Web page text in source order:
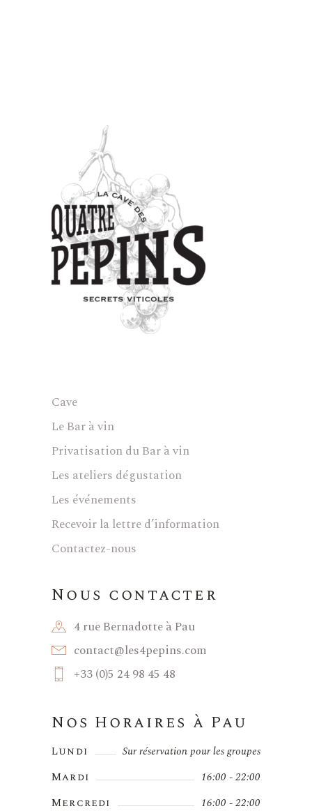
Cave
Le Bar à vin
Privatisation du Bar à vin
Les ateliers dégustation
Les événements
Recevoir la lettre d’information
Contactez-nous
Nous contacter
4 rue Bernadotte à Pau
contact@les4pepins.com
+33 (0)5 24 98 45 48
Nos Horaires à Pau
Lundi
Sur réservation pour les groupes
Mardi
16:00 - 22:00
Mercredi
16:00 - 22:00